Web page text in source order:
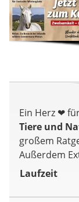
Ein Herz ❤︎
Tiere und
großem
Außerdem
Laufzeit